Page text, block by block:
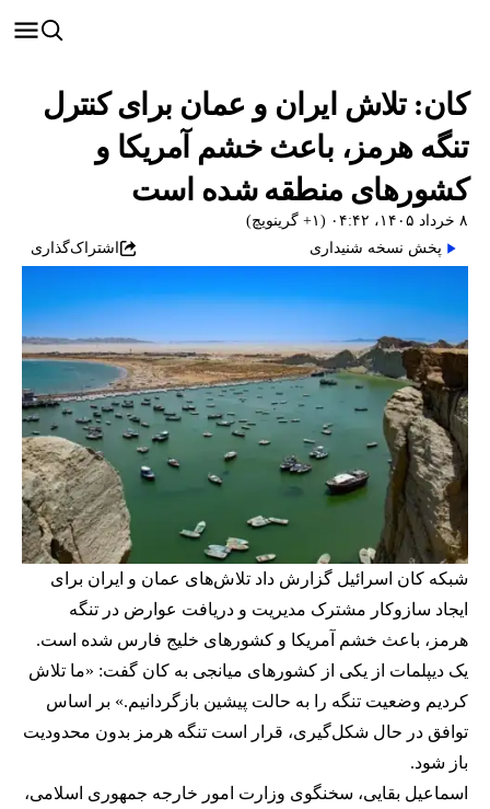
کان‌: تلاش ایران و عمان برای کنترل
تنگه هرمز، باعث خشم آمریکا و
کشورهای منطقه شده است
۸ خرداد ۱۴۰۵، ۰۴:۴۲ (‎+۱ گرینویچ)
پخش نسخه شنیداری
اشتراک‌گذاری
شبکه کان اسرائیل گزارش داد تلاش‌های عمان و ایران برای
ایجاد سازوکار مشترک مدیریت و دریافت عوارض در تنگه
هرمز، باعث خشم آمریکا و کشورهای خلیج فارس شده است.
یک دیپلمات از یکی از کشورهای میانجی به کان گفت: «ما تلاش
کردیم وضعیت تنگه را به حالت پیشین بازگردانیم.» بر اساس
توافق در حال شکل‌گیری، قرار است تنگه هرمز بدون محدودیت
باز شود.
اسماعیل بقایی، سخنگوی وزارت امور خارجه جمهوری اسلامی،